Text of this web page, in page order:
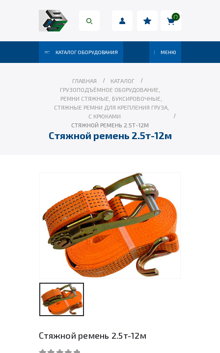
КАТАЛОГ ОБОРУДОВАНИЯ МЕНЮ
ГЛАВНАЯ
КАТАЛОГ
ГРУЗОПОДЪЁМНОЕ ОБОРУДОВАНИЕ
РЕМНИ СТЯЖНЫЕ, БУКСИРОВОЧНЫЕ
СТЯЖНЫЕ РЕМНИ ДЛЯ КРЕПЛЕНИЯ ГРУЗА,
С КРЮКАМИ
СТЯЖНОЙ РЕМЕНЬ 2.5Т-12М
Стяжной ремень 2.5т-12м
Стяжной ремень 2.5т-12м